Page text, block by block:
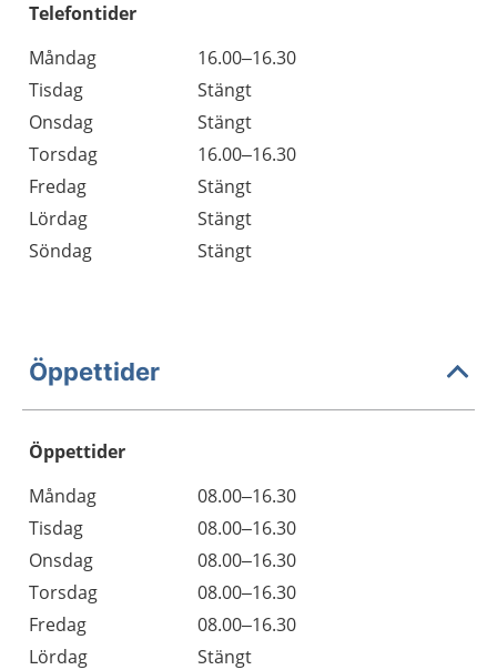
Telefontider
Måndag
16.00–16.30
Tisdag
Stängt
Onsdag
Stängt
Torsdag
16.00–16.30
Fredag
Stängt
Lördag
Stängt
Söndag
Stängt
Öppettider
Öppettider
Dag
Öppettider
Kommentarer
Måndag
08.00–16.30
Tisdag
08.00–16.30
Onsdag
08.00–16.30
Torsdag
08.00–16.30
Fredag
08.00–16.30
Lördag
Stängt